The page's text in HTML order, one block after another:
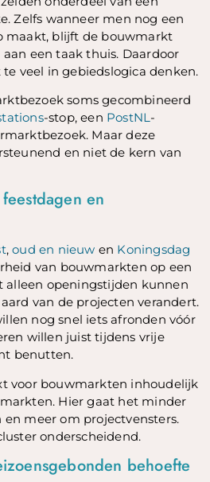
Zelfs wanneer men nog een
maakt, blijft de bouwmarkt
een taak thuis. Daardoor
veel in gebiedslogica denken.
soms gecombineerd
-stop, een PostNL-
Maar deze
en niet de kern van
en
,oud en nieuw en Koningsdag
van bouwmarkten op een
alleen openingstijden kunnen
van de projecten verandert.
nog snel iets afronden vóór
willen juist tijdens vrije
benutten.
voor bouwmarkten inhoudelijk
Hier gaat het minder
meer om projectvensters.
onderscheidend.
behoefte